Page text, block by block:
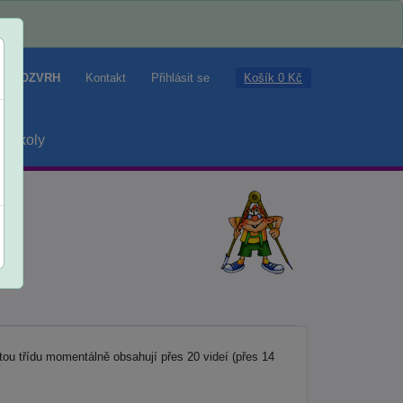
ROZVRH Kontakt Přihlásit se Košík 0 Kč
školy
třídu momentálně obsahují přes 20 videí (přes 14